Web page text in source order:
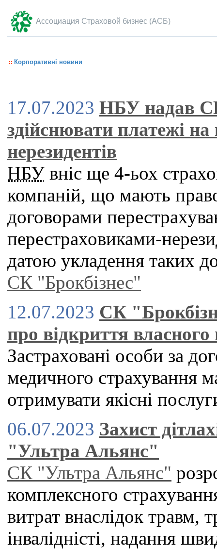
Ассоциация Страховой бизнес (АСБ)
Корпоративні новини
17.07.2023 НБУ надав
здійснювати платежі
нерезидентів
НБУ вніс ще 4-ьох
компаній, що мають
договорами
перестраховиками-
датою укладення таких
СК "Брокбізнес"
12.07.2023 СК
про відкриття
Застраховані особи за
медичного страхування
отримувати якісні
06.07.2023 Захист
"Ультра Альянс"
СК "Ультра Альянс"
комплексного
витрат внаслідок травм,
інвалідністі, надання